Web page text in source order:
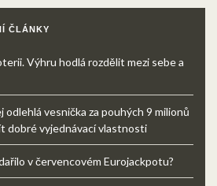
ČLÁNKY
Výhru hodlá rozdělit mezi sebe a
odlehlá vesnička za pouhých 9 milionů
dobré vyjednávací vlastnosti
v červencovém Eurojackpotu?